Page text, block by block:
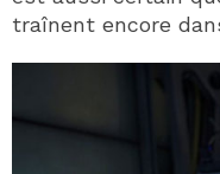
traînent encore